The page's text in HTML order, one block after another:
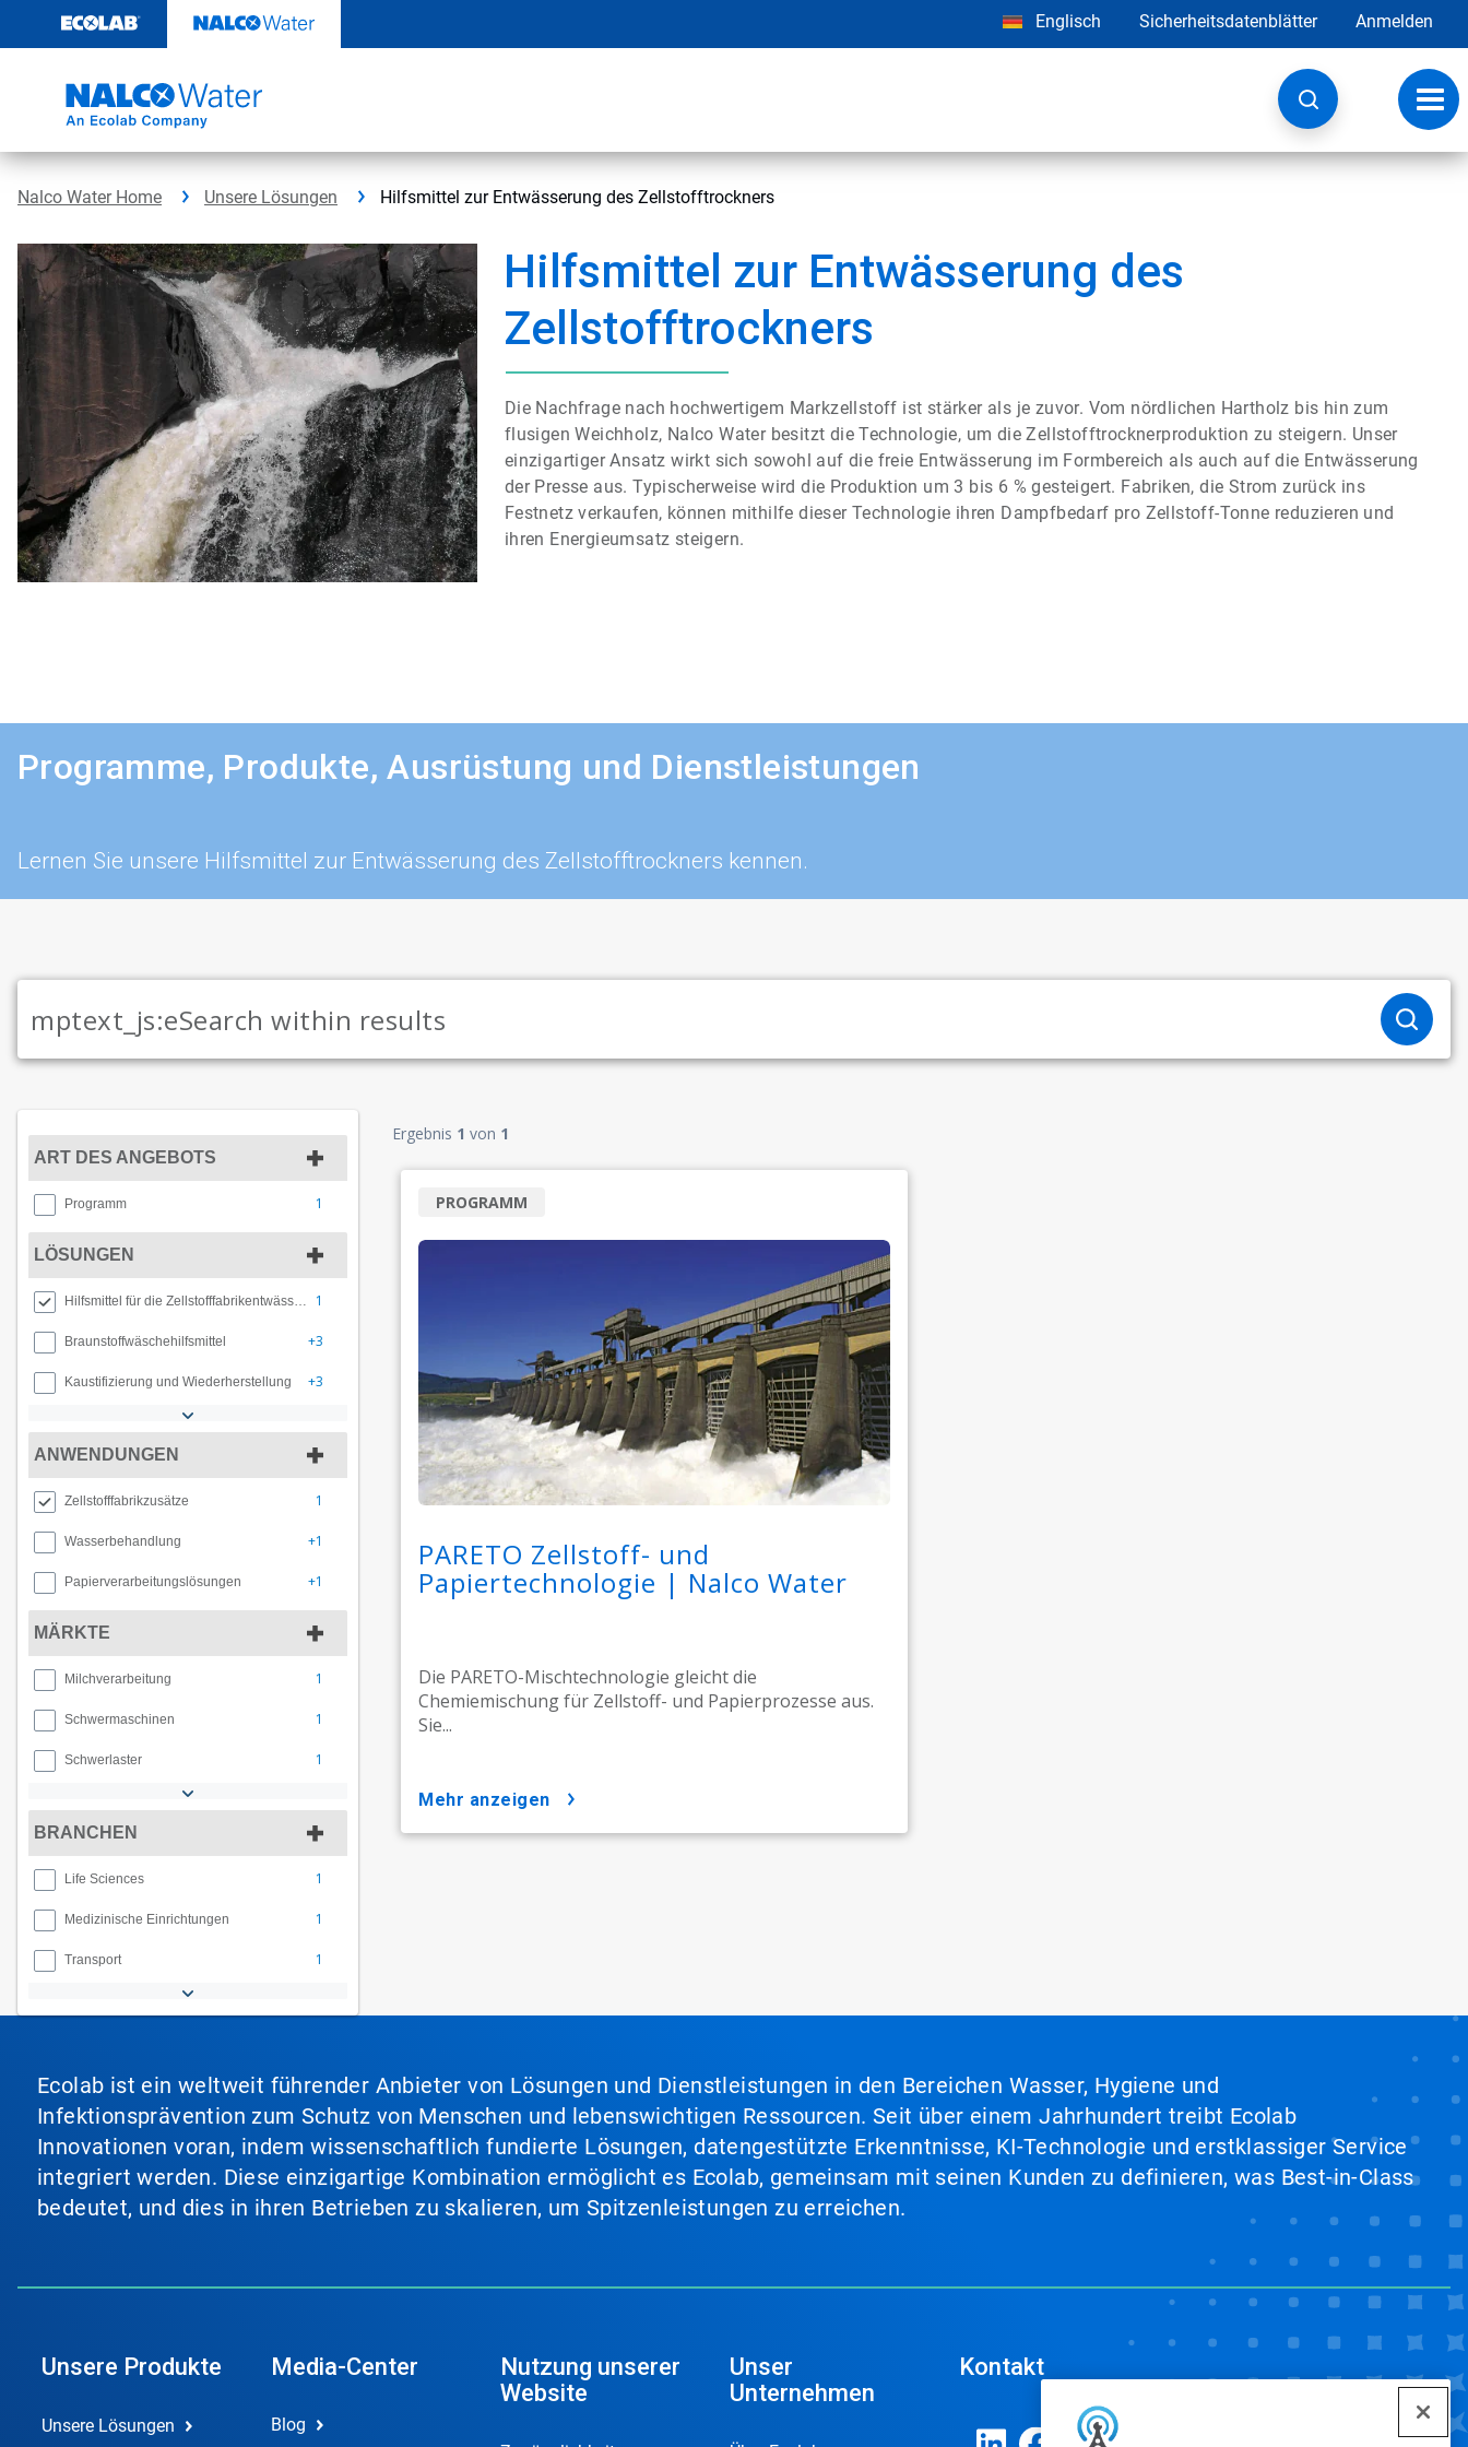
Inhalt
Englisch Sicherheitsdatenblätter Anmelden
Nalco Water Home Unsere Lösungen Hilfsmittel zur Entwässerung des Zellstofftrockners
Hilfsmittel zur Entwässerung des
Zellstofftrockners
Die Nachfrage nach hochwertigem Markzellstoff ist stärker als je zuvor. Vom nördlichen Hartholz bis hin zum
flusigen Weichholz, Nalco Water besitzt die Technologie, um die Zellstofftrocknerproduktion zu steigern. Unser
einzigartiger Ansatz wirkt sich sowohl auf die freie Entwässerung im Formbereich als auch auf die Entwässerung
der Presse aus. Typischerweise wird die Produktion um 3 bis 6 % gesteigert. Fabriken, die Strom zurück ins
Festnetz verkaufen, können mithilfe dieser Technologie ihren Dampfbedarf pro Zellstoff-Tonne reduzieren und
ihren Energieumsatz steigern.
Programme, Produkte, Ausrüstung und Dienstleistungen
Lernen Sie unsere Hilfsmittel zur Entwässerung des Zellstofftrockners kennen.
ART DES ANGEBOTS
Programm 1
LÖSUNGEN
Hilfsmittel für die Zellstofffabrikentwässerung 1
Braunstoffwäschehilfsmittel +3
Kaustifizierung und Wiederherstellung +3
ANWENDUNGEN
Zellstofffabrikzusätze 1
Wasserbehandlung +1
Papierverarbeitungslösungen +1
MÄRKTE
Milchverarbeitung 1
Schwermaschinen 1
Schwerlaster 1
BRANCHEN
Life Sciences 1
Medizinische Einrichtungen 1
Transport 1
Ergebnis 1 von 1
PARETO Zellstoff- und
Papiertechnologie | Nalco Water
Die PARETO-Mischtechnologie gleicht die
Chemiemischung für Zellstoff- und Papierprozesse aus.
Sie...
PROGRAMM
mehr anzeigen
Ecolab ist ein weltweit führender Anbieter von Lösungen und Dienstleistungen in den Bereichen Wasser, Hygiene und
Infektionsprävention zum Schutz von Menschen und lebenswichtigen Ressourcen. Seit über einem Jahrhundert treibt Ecolab
Innovationen voran, indem wissenschaftlich fundierte Lösungen, datengestützte Erkenntnisse, KI-Technologie und erstklassiger Service
integriert werden. Diese einzigartige Kombination ermöglicht es Ecolab, gemeinsam mit seinen Kunden zu definieren, was Best-in-Class
bedeutet, und dies in ihren Betrieben zu skalieren, um Spitzenleistungen zu erreichen.
Unsere Produkte
Unsere Lösungen
Media-Center
Blog
Nutzung unserer
Website
Unser
Unternehmen
Kontakt